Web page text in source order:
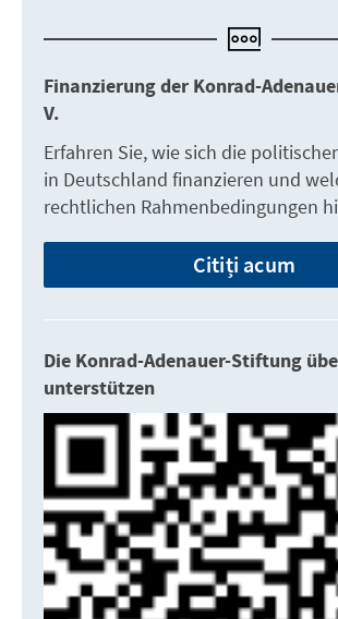
Finanzierung der Konrad-
V.
Erfahren Sie, wie sich die
in Deutschland finanzieren und
rechtlichen Rahmenbedingungen
Citiți acum
Die Konrad-Adenauer-Stiftung
unterstützen